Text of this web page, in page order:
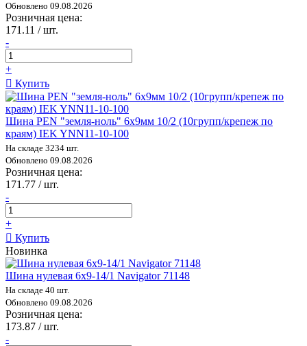
Обновлено 09.08.2026
Розничная цена:
171.11 / шт.
-
+
Купить
Шина PEN "земля-ноль" 6х9мм 10/2 (10групп/крепеж по
краям) IEK YNN11-10-100
На складе 3234 шт.
Обновлено 09.08.2026
Розничная цена:
171.77 / шт.
-
+
Купить
Новинка
Шина нулевая 6х9-14/1 Navigator 71148
На складе 40 шт.
Обновлено 09.08.2026
Розничная цена:
173.87 / шт.
-